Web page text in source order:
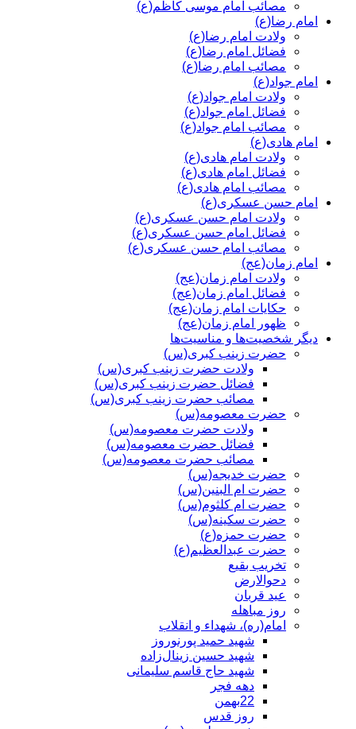
مصائب امام موسی کاظم(ع)
امام رضا(ع)
ولادت امام رضا(ع)
فضائل امام رضا(ع)
مصائب امام رضا(ع)
امام جواد(ع)
ولادت امام جواد(ع)
فضائل امام جواد(ع)
مصائب امام جواد(ع)
امام هادی(ع)
ولادت امام هادی(ع)
فضائل امام هادی(ع)
مصائب امام هادی(ع)
امام حسن عسکری(ع)
ولادت امام حسن عسکری(ع)
فضائل امام حسن عسکری(ع)
مصائب امام حسن عسکری(ع)
امام زمان(عج)
ولادت امام زمان(عج)
فضائل امام زمان(عج)
حکایات امام زمان(عج)
ظهور امام زمان(عج)
دیگر شخصیت‌ها و مناسیت‌ها
حضرت زینب کبری(س)
ولادت حضرت زینب کبری(س)
فضائل حضرت زینب کبری(س)
مصائب حضرت زینب کبری(س)
حضرت معصومه(س)
ولادت حضرت معصومه(س)
فضائل حضرت معصومه(س)
مصائب حضرت معصومه(س)
حضرت خدیجه(س)
حضرت ام البنین(س)
حضرت ام کلثوم(س)
حضرت سکینه(س)
حضرت حمزه(ع)
حضرت عبدالعظیم(ع)
تخریب بقیع
دحوالارض
عید قربان
روز مباهله
امام(ره)، شهداء و انقلاب
شهید حمید پورنوروز
شهید حسین زینال‌زاده
شهید حاج قاسم سلیمانی
دهه فجر
22بهمن
روز قدس